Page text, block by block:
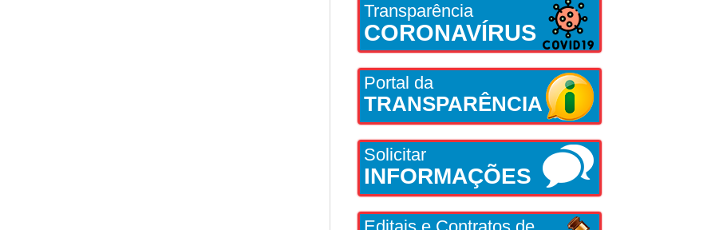
Transparência
CORONAVÍRUS
Portal da
TRANSPARÊNCIA
Solicitar
INFORMAÇÕES